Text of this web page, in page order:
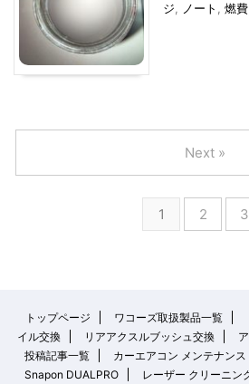
ジ
ノート 燃費
1 2 3
Next »
トップページ ワコーズ取扱製品一覧
イル交換
リアアクスルブッシュ交換
投稿記事一覧
カーエアコン メンテナン
Snapon DUALPRO
レーザー クリーニン